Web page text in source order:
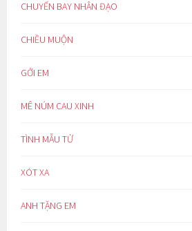
CHUYẾN BAY NHÂN ĐẠO
CHIỀU MUỘN
GỞI EM
MÊ NÚM CAU XINH
TÌNH MẪU TỬ
XÓT XA
ANH TẶNG EM